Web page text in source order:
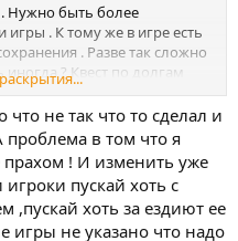
. Нужно быть более
. К тому же в игре есть
. Разве так сложно
иногда ? Квест по долгам
найдёшь Скитальца и в
. И да .. игра проходиться
без проблем для
что не так что то сделал и
проблема в том что я
прахом ! И изменить уже
пускай хоть с
,пускай хоть за ездиют ее
игры не указано что надо